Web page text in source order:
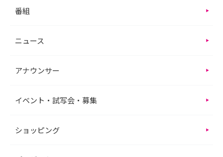
番組
ニュース
アナウンサー
イベント・試写会・募集
ショッピング